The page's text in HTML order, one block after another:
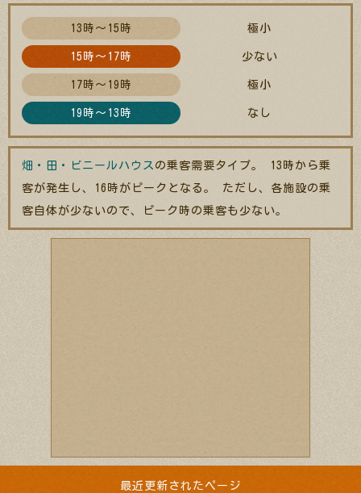
13時～15時 極小
15時～17時 少ない
17時～19時 極小
19時～13時 なし
畑・田・ビニールハウス の乗客需要タイプ。 13時から乗
客が発生し、16時がピークとなる。 ただし、各施設の乗
客自体が少ないので、ピーク時の乗客も少ない。
最近更新されたページ